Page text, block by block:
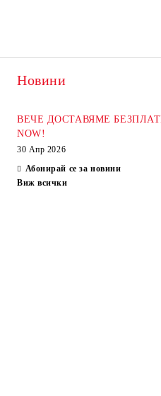
€2.04
Новини
ВЕЧЕ ДОСТАВЯМЕ
NOW!
30 Апр 2026
Абонирай се за новини
Виж всички